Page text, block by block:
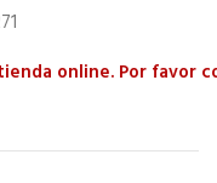
online. Por favor